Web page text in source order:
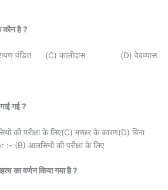
कौन है?
पंडित (C) कालीदास (D) वेदव्यास
गई?
की परीक्षा के लिए(C) मच्छर के कारण(D) बिना
(B) आलसियों की परीक्षा के लिए
का वर्णन किया गया है?